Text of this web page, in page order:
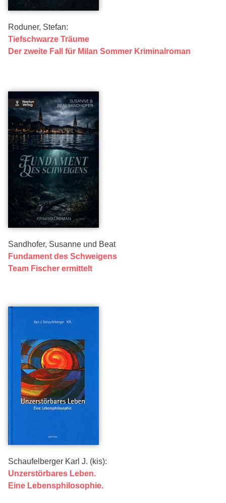
Roduner, Stefan:
Tiefschwarze Träume
Der zweite Fall für Milan Sommer Kriminalroman
Sandhofer, Susanne und Beat
Fundament des Schweigens
Team Fischer ermittelt
Schaufelberger Karl J. (kis):
Unzerstörbares Leben.
Eine Lebensphilosophie.